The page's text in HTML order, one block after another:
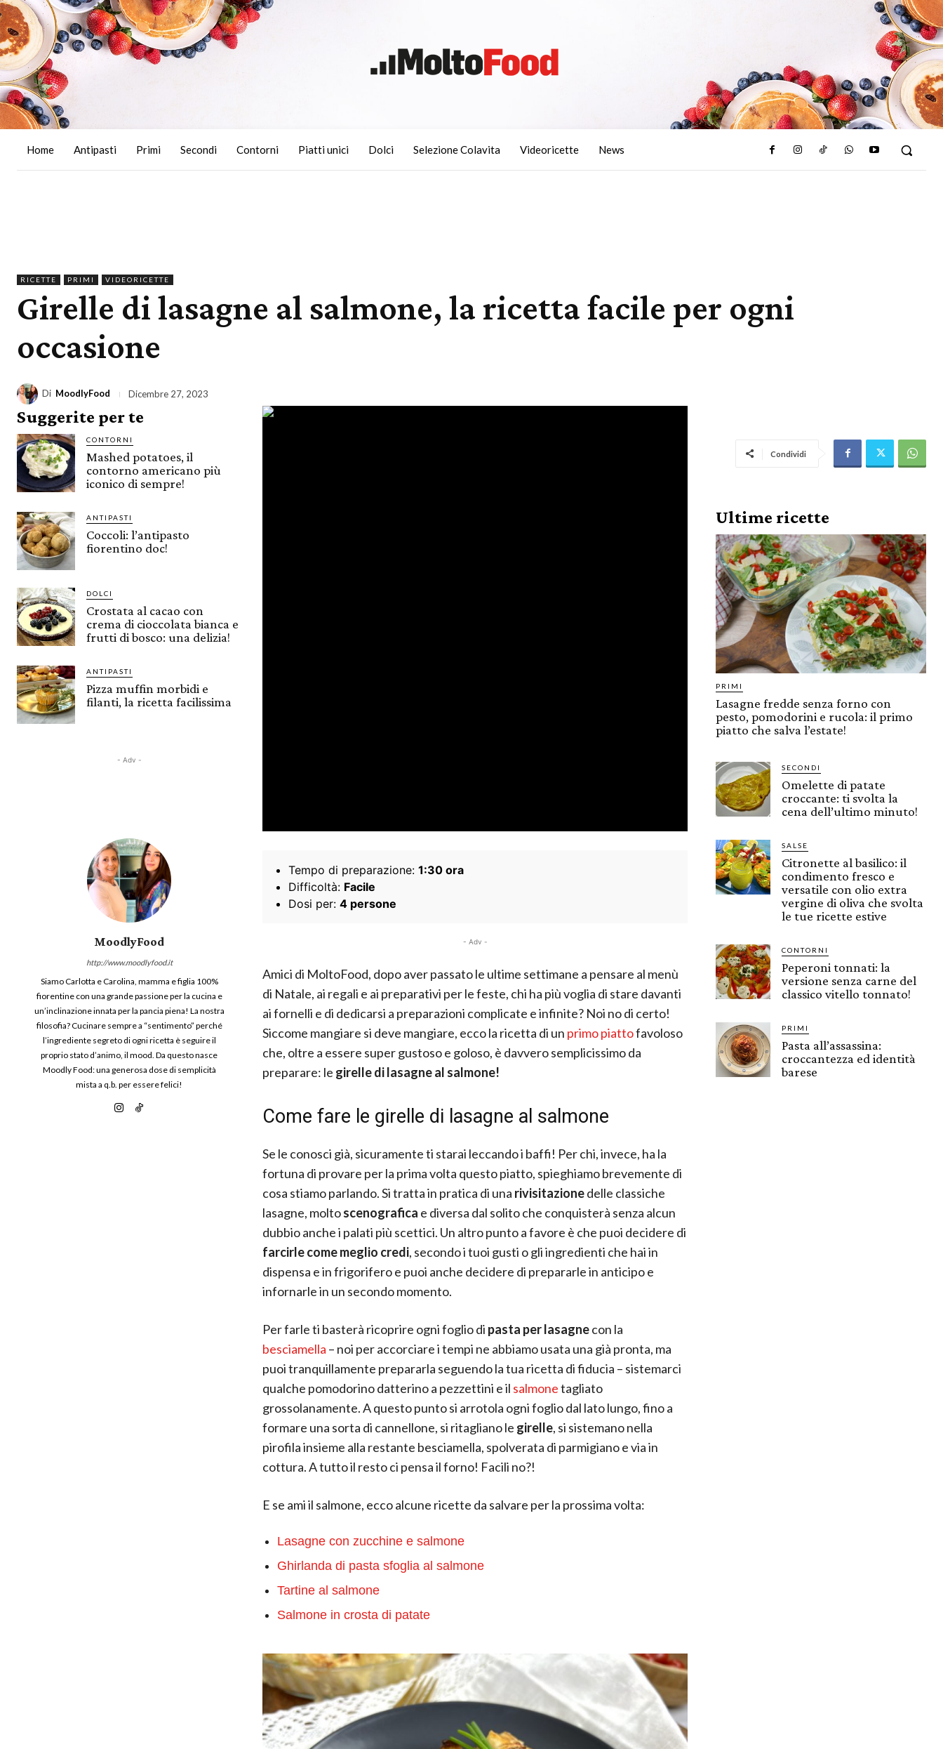
Home Antipasti Primi Secondi Contorni Piatti unici Dolci Selezione Colavita Videoricette News
RICETTE PRIMI VIDEORICETTE
Girelle di lasagne al salmone, la ricetta facile per ogni
occasione
Di MoodlyFood Dicembre 27, 2023
Suggerite per te
CONTORNI
Mashed potatoes, il
contorno americano più
iconico di sempre!
ANTIPASTI
Coccoli: l’antipasto
fiorentino doc!
DOLCI
Crostata al cacao con
crema di cioccolata bianca e
frutti di bosco: una delizia!
ANTIPASTI
Pizza muffin morbidi e
filanti, la ricetta facilissima
- Adv -
MoodlyFood
http://www.moodlyfood.it
Siamo Carlotta e Carolina, mamma e figlia 100%
fiorentine con una grande passione per la cucina e
un’inclinazione innata per la pancia piena! La nostra
filosofia? Cucinare sempre a “sentimento” perché
l’ingrediente segreto di ogni ricetta è seguire il
proprio stato d’animo, il mood. Da questo nasce
Moodly Food: una generosa dose di semplicità
mista a q.b. per essere felici!
Tempo di preparazione: 1:30 ora
Difficoltà: Facile
Dosi per: 4 persone
- Adv -
Amici di MoltoFood, dopo aver passato le ultime settimane a pensare al menù
di Natale, ai regali e ai preparativi per le feste, chi ha più voglia di stare davanti
ai fornelli e di dedicarsi a preparazioni complicate e infinite? Noi no di certo!
Siccome mangiare si deve mangiare, ecco la ricetta di un primo piattofavoloso
che, oltre a essere super gustoso e goloso, è davvero semplicissimo da
preparare: le girelle di lasagne al salmone!
Come fare le girelle di lasagne al salmone
Se le conosci già, sicuramente ti starai leccando i baffi! Per chi, invece, ha la
fortuna di provare per la prima volta questo piatto, spieghiamo brevemente di
cosa stiamo parlando. Si tratta in pratica di una rivisitazionedelle classiche
lasagne, moltoscenografica e diversa dal solito che conquisterà senza alcun
dubbio anche i palati più scettici. Un altro punto a favore è che puoi decidere di
farcirle come meglio credi, secondo i tuoi gusti o gli ingredienti che hai in
dispensa e in frigorifero e puoi anche decidere di prepararle in anticipo e
infornarle in un secondo momento.
Per farle ti basterà ricoprire ogni foglio di pasta per lasagnecon la
besciamella – noi per accorciare i tempi ne abbiamo usata una già pronta, ma
puoi tranquillamente prepararla seguendo la tua ricetta di fiducia – sistemarci
qualche pomodorino datterino a pezzettini e il salmonetagliato
grossolanamente. A questo punto si arrotola ogni foglio dal lato lungo, fino a
formare una sorta di cannellone, si ritagliano le girelle, si sistemano nella
pirofila insieme alla restante besciamella, spolverata di parmigiano e via in
cottura. A tutto il resto ci pensa il forno! Facili no?!
E se ami il salmone, ecco alcune ricette da salvare per la prossima volta:
Lasagne con zucchine e salmone
Ghirlanda di pasta sfoglia al salmone
Tartine al salmone
Salmone in crosta di patate
Condividi
Ultime ricette
PRIMI
Lasagne fredde senza forno con
pesto, pomodorini e rucola: il primo
piatto che salva l’estate!
SECONDI
Omelette di patate
croccante: ti svolta la
cena dell’ultimo minuto!
SALSE
Citronette al basilico: il
condimento fresco e
versatile con olio extra
vergine di oliva che svolta
le tue ricette estive
CONTORNI
Peperoni tonnati: la
versione senza carne del
classico vitello tonnato!
PRIMI
Pasta all’assassina:
croccantezza ed identità
barese